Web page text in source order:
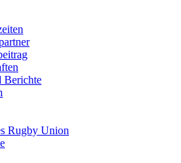
Berichte
Rugby Union